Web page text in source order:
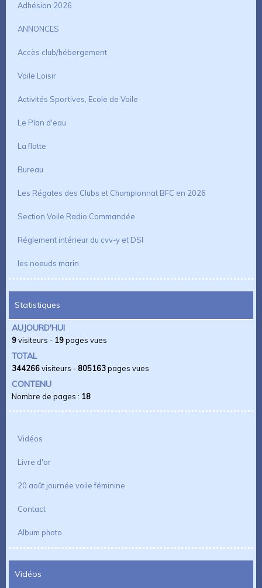
Adhésion 2026
ANNONCES
Accès club/hébergement
Voile Loisir
Activités Sportives, Ecole de Voile
Le Plan d'eau
La flotte
Bureau
Les Régates des Clubs et Championnat BFC en 2026
Section Voile Radio Commandée
Réglement intérieur du cvv-y et DSI
les noeuds marin
Statistiques
AUJOURD'HUI
9visiteurs - 19pages vues
TOTAL
344266visiteurs - 805163pages vues
CONTENU
Nombre de pages : 18
Vidéos
Livre d'or
20 août journée voile féminine
Contact
Album photo
Vidéos